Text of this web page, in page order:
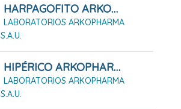
HARPAGOFITO ARKOPHARMA 48 CÁPSULAS DURAS
LABORATORIOS ARKOPHARMA
S.A.U.
HIPÉRICO ARKOPHARMA 42 CÁPSULAS
LABORATORIOS ARKOPHARMA
S.A.U.